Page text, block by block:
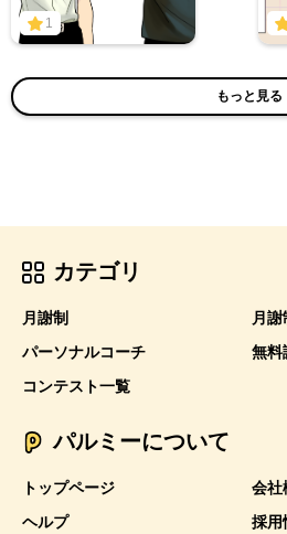
1
もっと見る
カテゴリ
月謝制
月
パーソナルコーチ
無料
コンテスト一覧
パルミーについて
トップページ
会社
ヘルプ
採用